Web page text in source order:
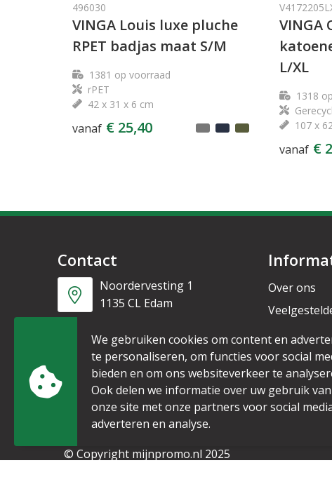
496030
VINGA Louis luxe pluche
RPET badjas maat S/M
1381 op voorraad
rPET
42 x 31 x 6 cm
vanaf € 25,40
VINGA
L/XL
1318
107 x
vanaf €
Contact
Noordervesting 1
1135 CL Edam
+31 6 53328087
info@mijnpromo.nl
Over ons
Nieuwsbrief
© Copyright mijnpromo.nl 2025
We gebruiken cookies om content en
te personaliseren, om functies voor social
bieden en om ons websiteverkeer te
Ook delen we informatie over uw gebruik van
onze site met onze partners voor social
adverteren en analyse.